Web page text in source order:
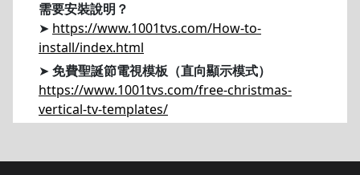
需要安裝說明？
➤ https://www.1001tvs.com/How-to-
install/index.html
➤ 免費聖誕節電視模板（直向顯示模式）
https://www.1001tvs.com/free-christmas-
vertical-tv-templates/